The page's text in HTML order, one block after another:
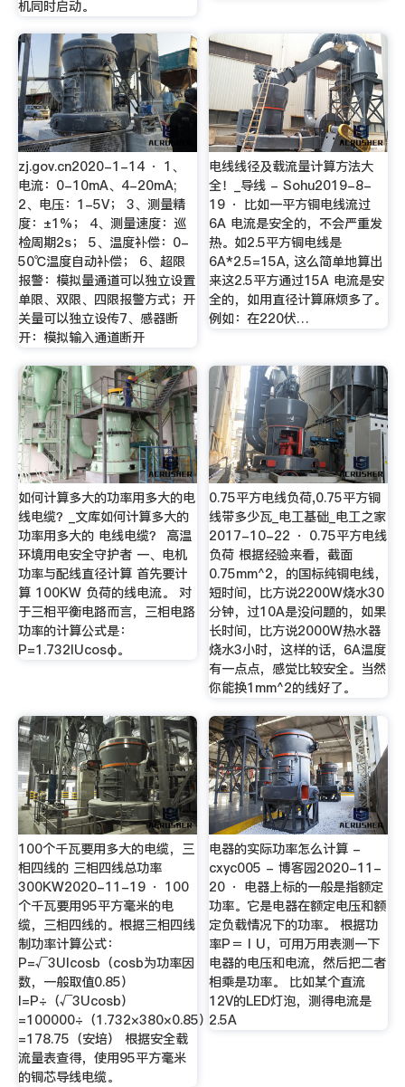
机同时启动。
zj.gov.cn2020-1-14 · 1、
电流：0-10mA、4-20mA;
2、电压：1-5V； 3、测量精
度：±1%； 4、测量速度：巡
检周期2s； 5、温度补偿：0-
50℃温度自动补偿； 6、超限
报警：模拟量通道可以独立设置
单限、双限、四限报警方式；开
关量可以独立设传7、感器断
开：模拟输入通道断开
电线线径及载流量计算方法大
全！_导线 - Sohu2019-8-
19 · 比如一平方铜电线流过
6A 电流是安全的，不会严重发
热。如2.5平方铜电线是
6A*2.5=15A, 这么简单地算出
来这2.5平方通过15A 电流是安
全的，如用直径计算麻烦多了。
例如：在220伏…
如何计算多大的功率用多大的电
线电缆？_文库如何计算多大的
功率用多大的 电线电缆？ 高温
环境用电安全守护者 一、电机
功率与配线直径计算 首先要计
算 100KW 负荷的线电流。 对
于三相平衡电路而言，三相电路
功率的计算公式是：
P=1.732IUcosφ。
0.75平方电线负荷,0.75平方铜
线带多少瓦_电工基础_电工之家
2017-10-22 · 0.75平方电线
负荷 根据经验来看，截面
0.75mm^2，的国标纯铜电线，
短时间，比方说2200W烧水30
分钟，过10A是没问题的，如果
长时间，比方说2000W热水器
烧水3小时，这样的话，6A温度
有一点点，感觉比较安全。当然
你能换1mm^2的线好了。
100个千瓦要用多大的电缆，三
相四线的 三相四线总功率
300KW2020-11-19 · 100
个千瓦要用95平方毫米的电
缆，三相四线的。根据三相四线
制功率计算公式：
P=√3UIcosb（cosb为功率因
数，一般取值0.85）
I=P÷（√3Ucosb）
=100000÷（1.732×380×0.85）
=178.75（安培） 根据安全载
流量表查得，使用95平方毫米
的铜芯导线电缆。
电器的实际功率怎么计算 -
cxyc005 - 博客园2020-11-
20 · 电器上标的一般是指额定
功率。它是电器在额定电压和额
定负载情况下的功率。 根据功
率P＝ⅠU，可用万用表测一下
电器的电压和电流，然后把二者
相乘是功率。 比如某个直流
12V的LED灯泡，测得电流是
2.5A